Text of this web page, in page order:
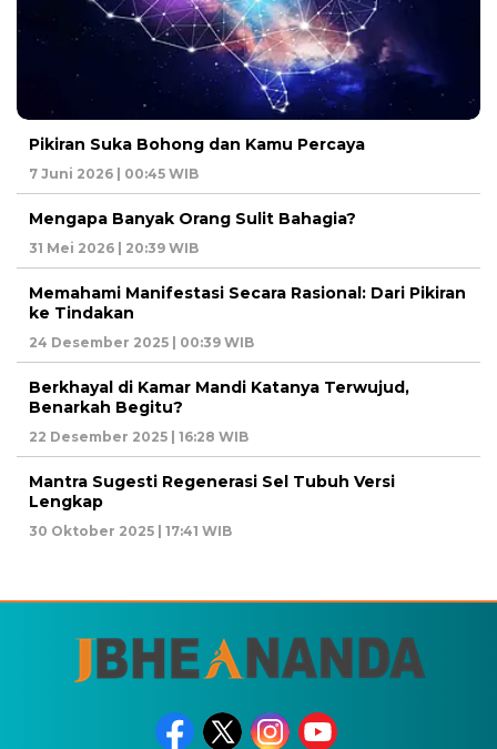
Pikiran Suka Bohong dan Kamu Percaya
7 Juni 2026 | 00:45 WIB
Mengapa Banyak Orang Sulit Bahagia?
31 Mei 2026 | 20:39 WIB
Memahami Manifestasi Secara Rasional: Dari Pikiran
ke Tindakan
24 Desember 2025 | 00:39 WIB
Berkhayal di Kamar Mandi Katanya Terwujud,
Benarkah Begitu?
22 Desember 2025 | 16:28 WIB
Mantra Sugesti Regenerasi Sel Tubuh Versi
Lengkap
30 Oktober 2025 | 17:41 WIB